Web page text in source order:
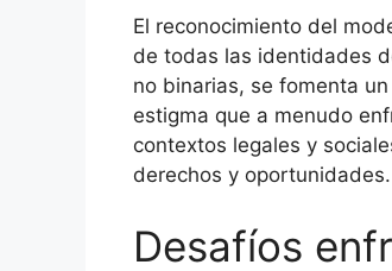
El reconocimiento del
de todas las identidades
no binarias, se fomenta
estigma que a menudo
contextos legales y
derechos y oportunidades.
Desafíos